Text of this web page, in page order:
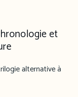
et
alternative à